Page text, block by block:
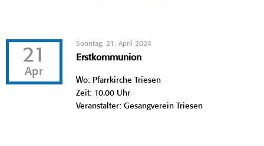
21
Apr
Sonntag, 21. April 2024
Erstkommunion
Wo: Pfarrkirche Triesen
Zeit: 10.00 Uhr
Veranstalter: Gesangverein Triesen